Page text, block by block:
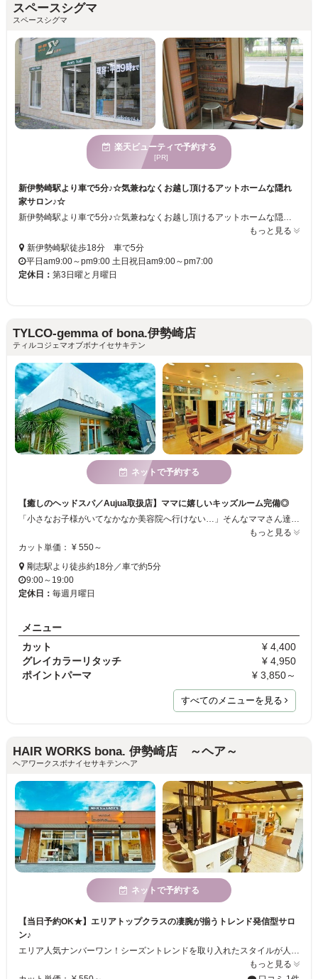
スペースシグマ
スペースシグマ
楽天ビューティで予約する
[PR]
新伊勢崎駅より車で5分♪☆気兼ねなくお越し頂けるアットホームな隠れ
家サロン♪☆
新伊勢崎駅より車で5分♪☆気兼ねなくお越し頂けるアットホームな隠れ家的サロン♪☆経験豊富なスタッフがお客様の悩みや希望を丁寧にカウンセリングし、プロがしっかりと希望の髪形を再現いたします・・・＋。* お客様のお話をよく聞き、初めてのお客様でも満足いただけるよう聞いた話を元に希望の髪型を創る。
もっと見る
新伊勢崎駅徒歩18分 車で5分
平日am9:00～pm9:00 土日祝日am9:00～pm7:00
定休日： 第3日曜と月曜日
TYLCO-gemma of bona.伊勢崎店
ティルコジェマオブボナイセサキテン
ネットで予約する
【癒しのヘッドスパ／Aujua取扱店】ママに嬉しいキッズルーム完備◎
「小さなお子様がいてなかなか美容院へ行けない…」そんなママさん達のお声に応え、当サロンではキッズルーム（託児施設）を完備！専門の保育士が見ていてくれるので安心して施術を受けられます♪明るく広々とした店内で、女性スタッフが多く在籍◇癒しのヘッドスパや最高級ヘアケアシリーズでリラックスタイムを過ごしませんか？
もっと見る
カット単価： ¥ 550～
剛志駅より徒歩約18分／車で約5分
9:00～19:00
定休日： 毎週月曜日
メニュー
カット
¥ 4,400
グレイカラーリタッチ
¥ 4,950
ポイントパーマ
¥ 3,850～
すべてのメニューを見る
HAIR WORKS bona. 伊勢崎店 ～ヘア～
ヘアワークスボナイセサキテンヘア
ネットで予約する
【当日予約OK★】エリアトップクラスの凄腕が揃うトレンド発信型サロ
ン♪
エリア人気ナンバーワン！シーズントレンドを取り入れたスタイルが人気のAujuaソムリエ在籍認定サロン♪『お客様の為に‥』を合い言葉に、丁寧な施術を心がけています。理容ブース併設していて、メンズの方でも気軽に来店ができます♪自分に合うスタイルが分からない・悩んでいる方は、圧倒的な提案力の当店で似合わせスタイルを手に入れてみてください！
もっと見る